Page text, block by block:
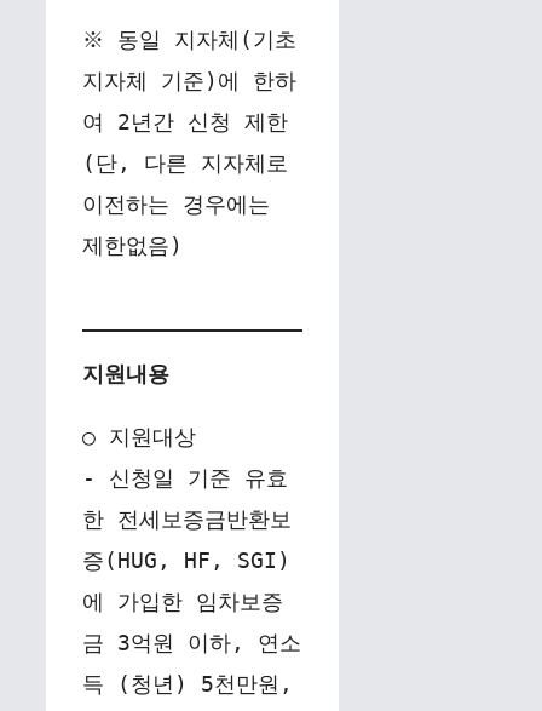
※ 동일 지자체(기초
지자체 기준)에 한하
여 2년간 신청 제한
(단, 다른 지자체로
이전하는 경우에는
제한없음)
지원내용
○ 지원대상
- 신청일 기준 유효
한 전세보증금반환보
증(HUG, HF, SGI)
에 가입한 임차보증
금 3억원 이하, 연소
득 (청년) 5천만원,